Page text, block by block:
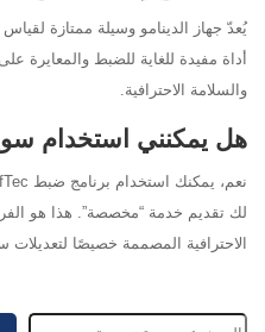
يُعدّ جهاز الدينامو وسيلة ممتازة
أداة مفيدة للغاية للضبط
والسلامة الاحترافية.
هل يمكنني استخدام
لك تقديم خدمة “مخصصة”. هذا هو
الاحترافية المصممة خصيصًا لتعديلات